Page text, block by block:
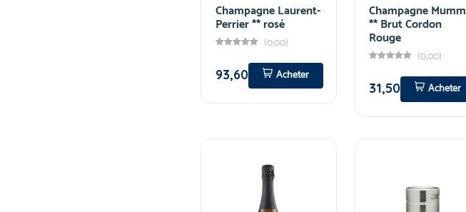
Champagne Laurent-
Perrier ** rosé
(0,00)
93,60
Acheter
Champagne Mumm
** Brut Cordon
Rouge
(0,00)
31,50
Acheter